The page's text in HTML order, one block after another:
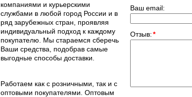
компаниями и курьерскими
службами в любой город России и в
ряд зарубежных стран, проявляя
индивидуальный подход к каждому
покупателю. Мы стараемся сберечь
Ваши средства, подобрав самые
выгодные способы доставки.
Работаем как с розничными, так и с
оптовыми покупателями. Оптовым
Ваш email:
Отзыв:*